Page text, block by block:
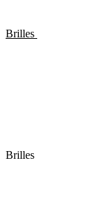
Brilles
Brilles